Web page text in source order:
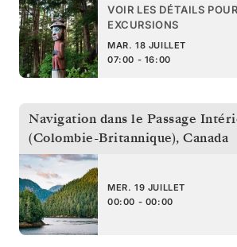
VOIR LES DÉTAILS
EXCURSIONS
MAR. 18 JUILLET
07:00 - 16:00
Navigation dans le Passage
(Colombie-Britannique), Canada
MER. 19 JUILLET
00:00 - 00:00